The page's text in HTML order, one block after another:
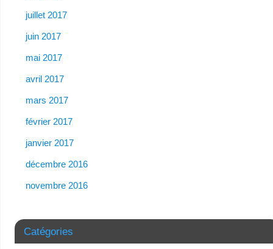
juillet 2017
juin 2017
mai 2017
avril 2017
mars 2017
février 2017
janvier 2017
décembre 2016
novembre 2016
Catégories